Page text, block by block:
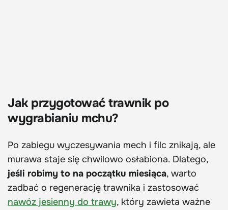
Jak przygotować trawnik po
wygrabianiu mchu?
Po zabiegu wyczesywania mech i filc znikają, ale
murawa staje się chwilowo osłabiona. Dlatego,
jeśli robimy to na początku miesiąca, warto
zadbać o regenerację trawnika i zastosować
nawóz jesienny do trawy, który zawieta ważne